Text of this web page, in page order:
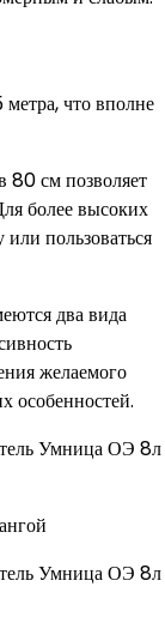
что вполне
80 см позволяет
более высоких
пользоваться
два вида
желаемого
особенностей.